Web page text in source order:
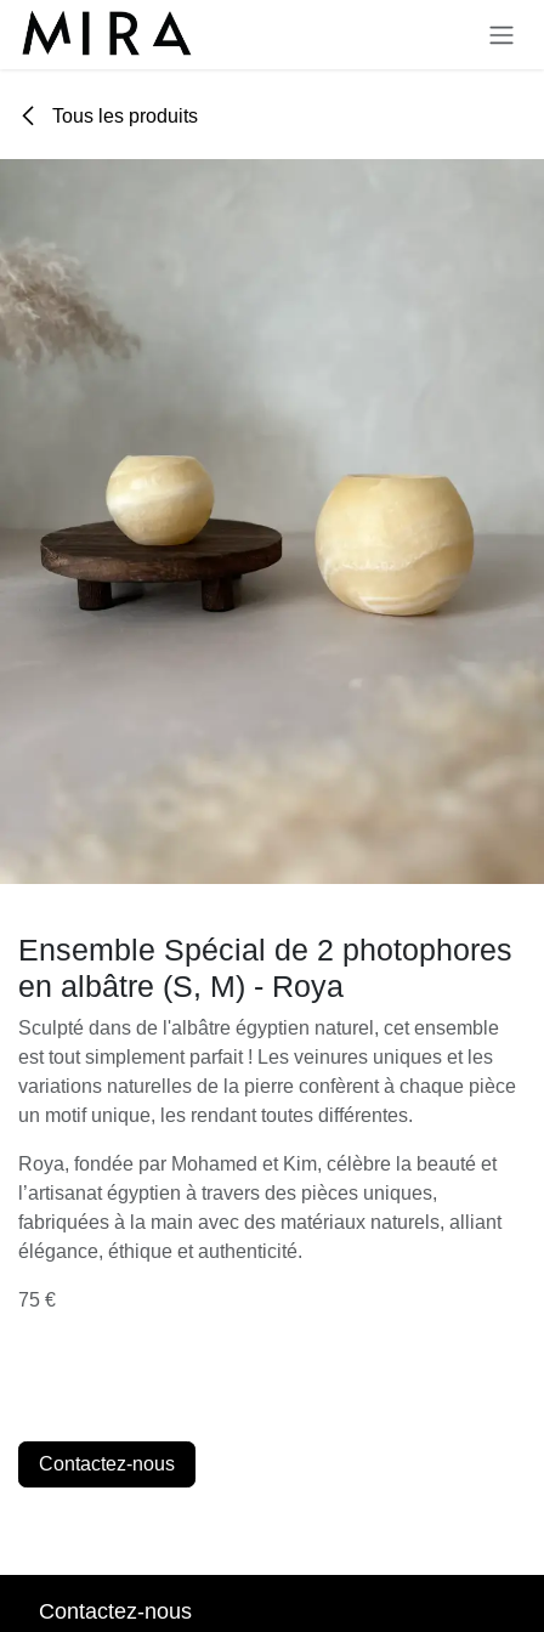
Se rendre au contenu
Tous les produits
Ensemble Spécial de 2 photophores
en albâtre (S, M) - Roya
Sculpté dans de l'albâtre égyptien naturel, cet ensemble
est tout simplement parfait ! Les veinures uniques et les
variations naturelles de la pierre confèrent à chaque pièce
un motif unique, les rendant toutes différentes.
Roya, fondée par Mohamed et Kim, célèbre la beauté et
l’artisanat égyptien à travers des pièces uniques,
fabriquées à la main avec des matériaux naturels, alliant
élégance, éthique et authenticité.
75 €
Contactez-nous
Contactez-nous